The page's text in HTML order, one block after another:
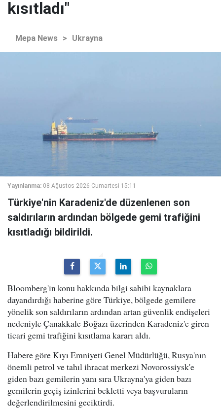
kısıtladı"
Mepa News > Ukrayna
Yayınlanma: 08 Ağustos 2026 Cumartesi 15:11
Türkiye'nin Karadeniz'de düzenlenen son
saldırıların ardından bölgede gemi trafiğini
kısıtladığı bildirildi.
Bloomberg'in konu hakkında bilgi sahibi kaynaklara
dayandırdığı haberine göre Türkiye, bölgede gemilere
yönelik son saldırıların ardından artan güvenlik endişeleri
nedeniyle Çanakkale Boğazı üzerinden Karadeniz'e giren
ticari gemi trafiğini kısıtlama kararı aldı.
Habere göre Kıyı Emniyeti Genel Müdürlüğü, Rusya'nın
önemli petrol ve tahıl ihracat merkezi Novorossiysk'e
giden bazı gemilerin yanı sıra Ukrayna'ya giden bazı
gemilerin geçiş izinlerini bekletti veya başvuruların
değerlendirilmesini geciktirdi.